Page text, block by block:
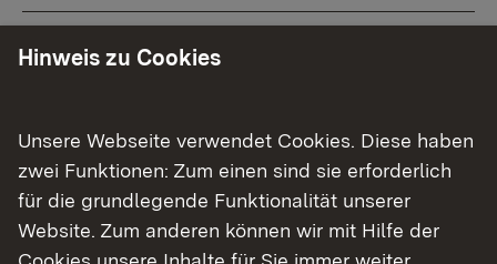
Wohngeldrecht und Wohnraumförderung
Gewerberecht
Gaststättenrecht
Hinweis zu Cookies
Unsere Webseite verwendet Cookies. Diese haben
zwei Funktionen: Zum einen sind sie erforderlich
für die grundlegende Funktionalität unserer
Website. Zum anderen können wir mit Hilfe der